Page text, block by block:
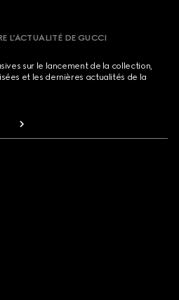
L’ACTUALITÉ DE GUCCI
sur le lancement de la collection,
et les dernières actualités de la